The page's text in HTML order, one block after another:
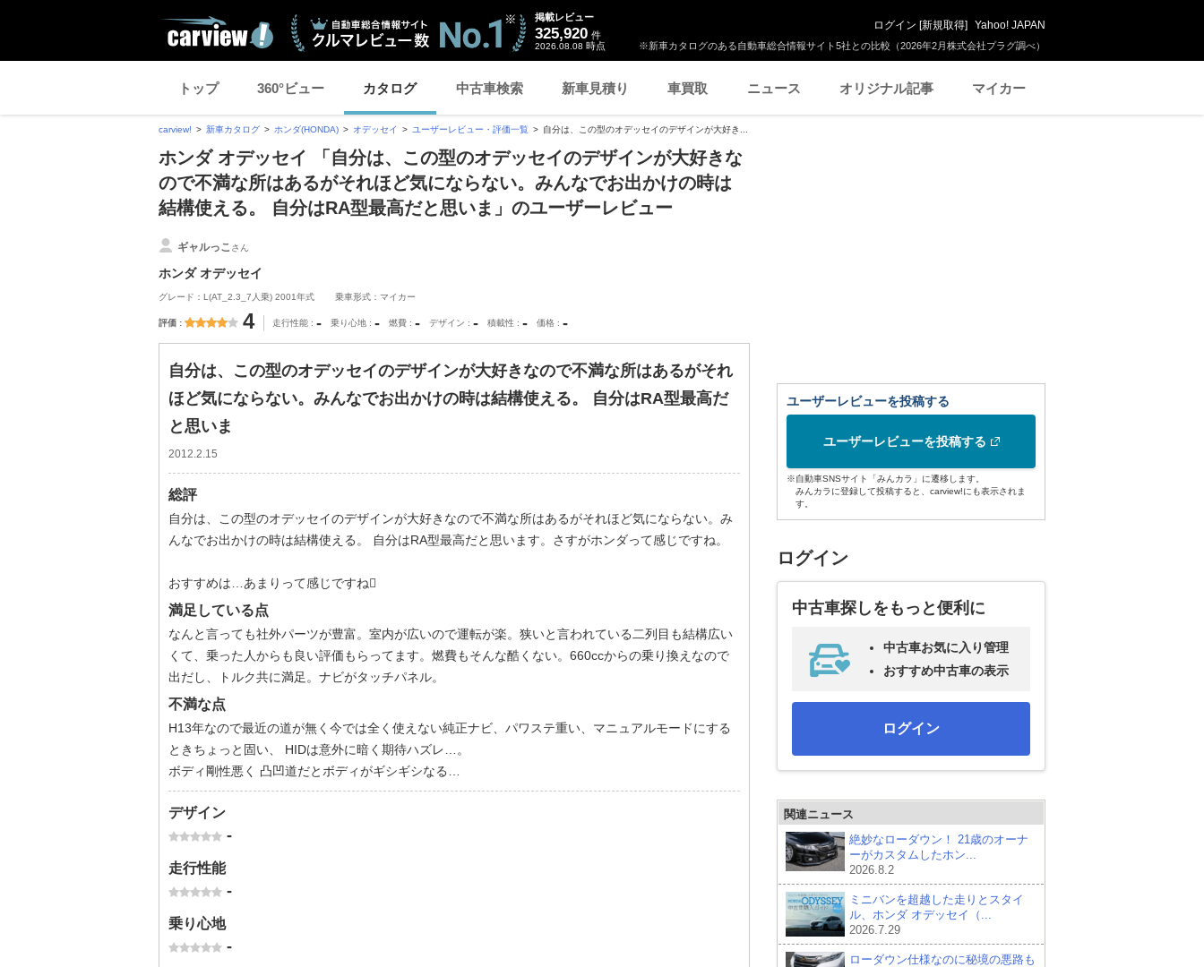
※新車カタログのある自動車総合情報サイト5社との比較（2026年2月株式会社プラグ調べ）
掲載レビュー
325,920 件
2026.08.08 時点
ログイン [新規取得] Yahoo! JAPAN
トップ 360°ビュー カタログ 中古車検索 新車見積り 車買取 ニュース オリジナル記事 マイカー
carview! 新車カタログ ホンダ(HONDA) オデッセイ ユーザーレビュー・評価一覧 自分は、この型のオデッセイのデザインが大好き...
ホンダ オデッセイ 「自分は、この型のオデッセイのデザインが大好きな
ので不満な所はあるがそれほど気にならない。みんなでお出かけの時は
結構使える。 自分はRA型最高だと思いま」のユーザーレビュー
ギャルっこ さん
ホンダ オデッセイ
グレード：L(AT_2.3_7人乗) 2001年式 乗車形式：マイカー
評価 4 走行性能 - 乗り心地 - 燃費 - デザイン - 積載性 - 価格 -
自分は、この型のオデッセイのデザインが大好きなので不満な所はあるがそれ
ほど気にならない。みんなでお出かけの時は結構使える。 自分はRA型最高だ
と思いま
2012.2.15
総評
自分は、この型のオデッセイのデザインが大好きなので不満な所はあるがそれほど気にならない。み
んなでお出かけの時は結構使える。 自分はRA型最高だと思います。さすがホンダって感じですね。
おすすめは…あまりって感じですね
満足している点
なんと言っても社外パーツが豊富。室内が広いので運転が楽。狭いと言われている二列目も結構広い
くて、乗った人からも良い評価もらってます。燃費もそんな酷くない。660ccからの乗り換えなので
出だし、トルク共に満足。ナビがタッチパネル。
不満な点
H13年なので最近の道が無く今では全く使えない純正ナビ、パワステ重い、マニュアルモードにする
ときちょっと固い、 HIDは意外に暗く期待ハズレ…。
ボディ剛性悪く 凸凹道だとボディがギシギシなる…
デザイン
-
走行性能
-
乗り心地
-
ユーザーレビューを投稿する
ユーザーレビューを投稿する
※自動車SNSサイト「みんカラ」に遷移します。
みんカラに登録して投稿すると、carview!にも表示されま
す。
ログイン
中古車探しをもっと便利に
中古車お気に入り管理
おすすめ中古車の表示
ログイン
関連ニュース
絶妙なローダウン！ 21歳のオーナ
ーがカスタムしたホン...
2026.8.2
ミニバンを超越した走りとスタイ
ル、ホンダ オデッセイ（...
2026.7.29
ローダウン仕様なのに秘境の悪路も